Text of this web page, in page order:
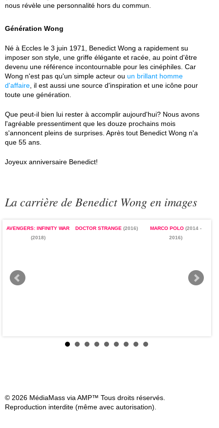
nous révèle une personnalité hors du commun.
Génération Wong
Né à Eccles le 3 juin 1971, Benedict Wong a rapidement su
imposer son style, une griffe élégante et racée, au point d'être
devenu une référence incontournable pour les cinéphiles. Car
Wong n'est pas qu'un simple acteur ou un brillant homme
d'affaire , il est aussi une source d'inspiration et une icône pour
toute une génération.
Que peut-il bien lui rester à accomplir aujourd'hui? Nous avons
l'agréable pressentiment que les douze prochains mois
s'annoncent pleins de surprises. Après tout Benedict Wong n'a
que 55 ans.
Joyeux anniversaire Benedict!
La carrière de Benedict Wong en images
AVENGERS: INFINITY WAR
(2018)
DOCTOR STRANGE (2016) MARCO POLO(2014 -
2016)
© 2026 MédiaMass via AMP™ Tous droits réservés.
Reproduction interdite (même avec autorisation).